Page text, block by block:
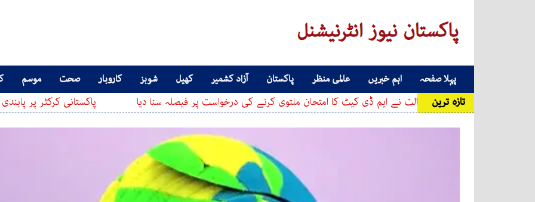
Main Navigationپہلا صفحہ اہم خبریں عالمی منظر پاکستان آزاد کشمیر کھیل شوبز کاروبار صحت موسم
تازہ ترین پاکستانی کرکٹر پر پابندی عائد کر عدالت نے ایم ڈی کیٹ کا امتحان ملتوی کرنے کی درخواست پر فیصلہ سنا دیا